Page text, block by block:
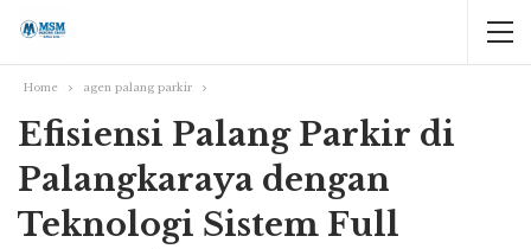
Home agen palang parkir
Efisiensi Palang Parkir di
Palangkaraya dengan
Teknologi Sistem Full